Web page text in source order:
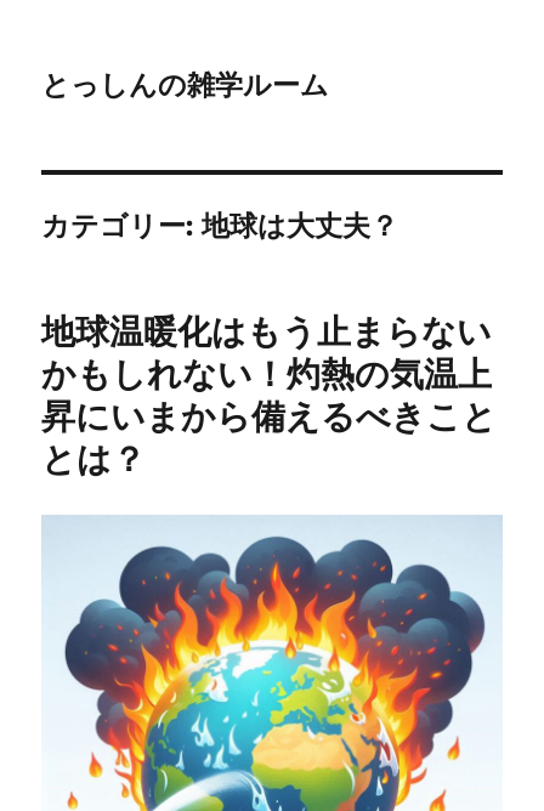
とっしんの雑学ルーム
カテゴリー:地球は大丈夫？
地球温暖化はもう止まらない
かもしれない！灼熱の気温上
昇にいまから備えるべきこと
とは？